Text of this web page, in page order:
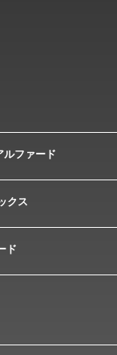
ルファード
クス
ド